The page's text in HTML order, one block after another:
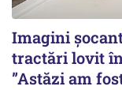
Imagini
tractări lovit
”Astăzi am